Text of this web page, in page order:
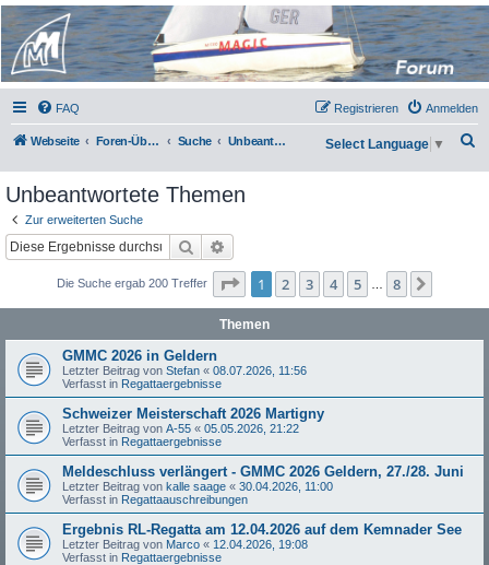
Micro Magic Forum
Deutschland
FAQ Anmelden
Registrieren
Webseite Foren-Übersicht Suche Unbeantwortete Themen Select Language ▼
Unbeantwortete Themen
Zur erweiterten Suche
Suche
Die Suche ergab 200 Treffer Seite 1von
1 2 3 4 5 8
Themen
GMMC 2026 in Geldern
Letzter Beitrag von Stefan « 08.07.2026, 11:56
Verfasst in Regattaergebnisse
Schweizer Meisterschaft 2026 Martigny
Letzter Beitrag von A-55 « 05.05.2026, 21:22
Verfasst in Regattaergebnisse
Meldeschluss verlängert - GMMC 2026 Geldern, 27./28. Juni
Letzter Beitrag von kalle saage « 30.04.2026, 11:00
Verfasst in Regattaauschreibungen
Ergebnis RL-Regatta am 12.04.2026 auf dem Kemnader See
Letzter Beitrag von Marco « 12.04.2026, 19:08
Verfasst in Regattaergebnisse